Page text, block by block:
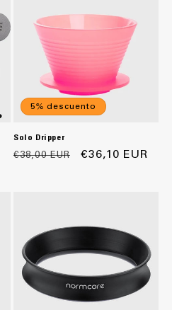
5% descuento
Solo Dripper
Precio
€38,00 EUR
Precio
€36,10 EUR